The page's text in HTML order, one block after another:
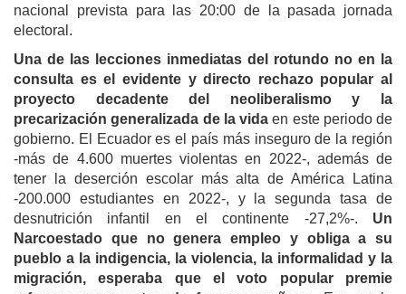
nacional prevista para las 20:00 de la pasada jornada
electoral.
Una de las lecciones inmediatas del rotundo no en la
consulta es el evidente y directo rechazo popular al
proyecto decadente del neoliberalismo y la
precarización generalizada de la vida en este periodo de
gobierno. El Ecuador es el país más inseguro de la región
-más de 4.600 muertes violentas en 2022-, además de
tener la deserción escolar más alta de América Latina
-200.000 estudiantes en 2022-, y la segunda tasa de
desnutrición infantil en el continente -27,2%-. Un
Narcoestado que no genera empleo y obliga a su
pueblo a la indigencia, la violencia, la informalidad y la
migración, esperaba que el voto popular premie